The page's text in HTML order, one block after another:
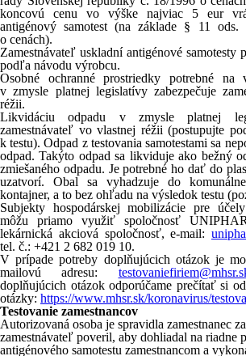
koncovú cenu vo výške najviac 5 eur
antigénový samotest (na základe § 11
o cenách).
Zamestnávateľ uskladní antigénové samotesty
podľa návodu výrobcu.
Osobné ochranné prostriedky potrebné na
v zmysle platnej legislatívy zabezpečuje
réžii.
Likvidáciu odpadu v zmysle platnej
zamestnávateľ vo vlastnej réžii (postupujte
k testu). Odpad z testovania samotestami sa
odpad. Takýto odpad sa likviduje ako bežný
zmiešaného odpadu. Je potrebné ho dať do
uzatvorí. Obal sa vyhadzuje do
kontajner, a to bez ohľadu na výsledok testu
Subjekty hospodárskej mobilizácie pre
môžu priamo využiť spoločnosť
lekárnická akciová spoločnosť, e-mail:
tel. č.: +421 2 682 019 10.
V prípade potreby doplňujúcich otázok je
mailovú adresu:
doplňujúcich otázok odporúčame prečítať si
otázky: https://www.mhsr.sk/koronavirus/
Testovanie zamestnancov
Autorizovaná osoba je spravidla zamestnanec
zamestnávateľ poveril, aby dohliadal na riadne
antigénového samotestu zamestnancom a